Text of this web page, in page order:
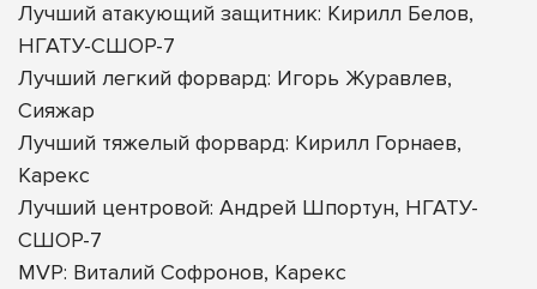
Лучший атакующий защитник: Кирилл Белов,
НГАТУ-СШОР-7
Лучший легкий форвард: Игорь Журавлев,
Сияжар
Лучший тяжелый форвард: Кирилл Горнаев,
Карекс
Лучший центровой: Андрей Шпортун, НГАТУ-
СШОР-7
MVP: Виталий Софронов, Карекс